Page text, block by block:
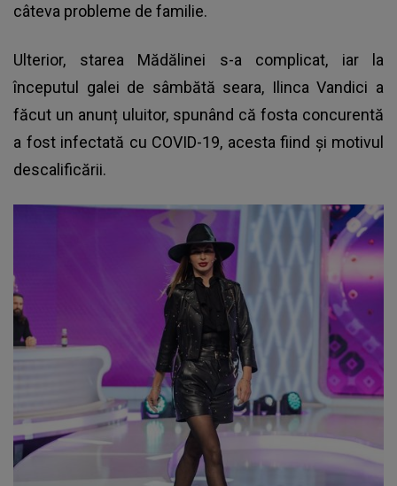
câteva probleme de familie.
Ulterior, starea Mădălinei s-a complicat, iar la
începutul galei de sâmbătă seara, Ilinca Vandici a
făcut un anunț uluitor, spunând că fosta concurentă
a fost infectată cu COVID-19, acesta fiind și motivul
descalificării.